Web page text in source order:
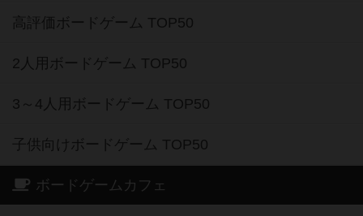
高評価ボードゲーム TOP50
2人用ボードゲーム TOP50
3～4人用ボードゲーム TOP50
子供向けボードゲーム TOP50
ボードゲームカフェ